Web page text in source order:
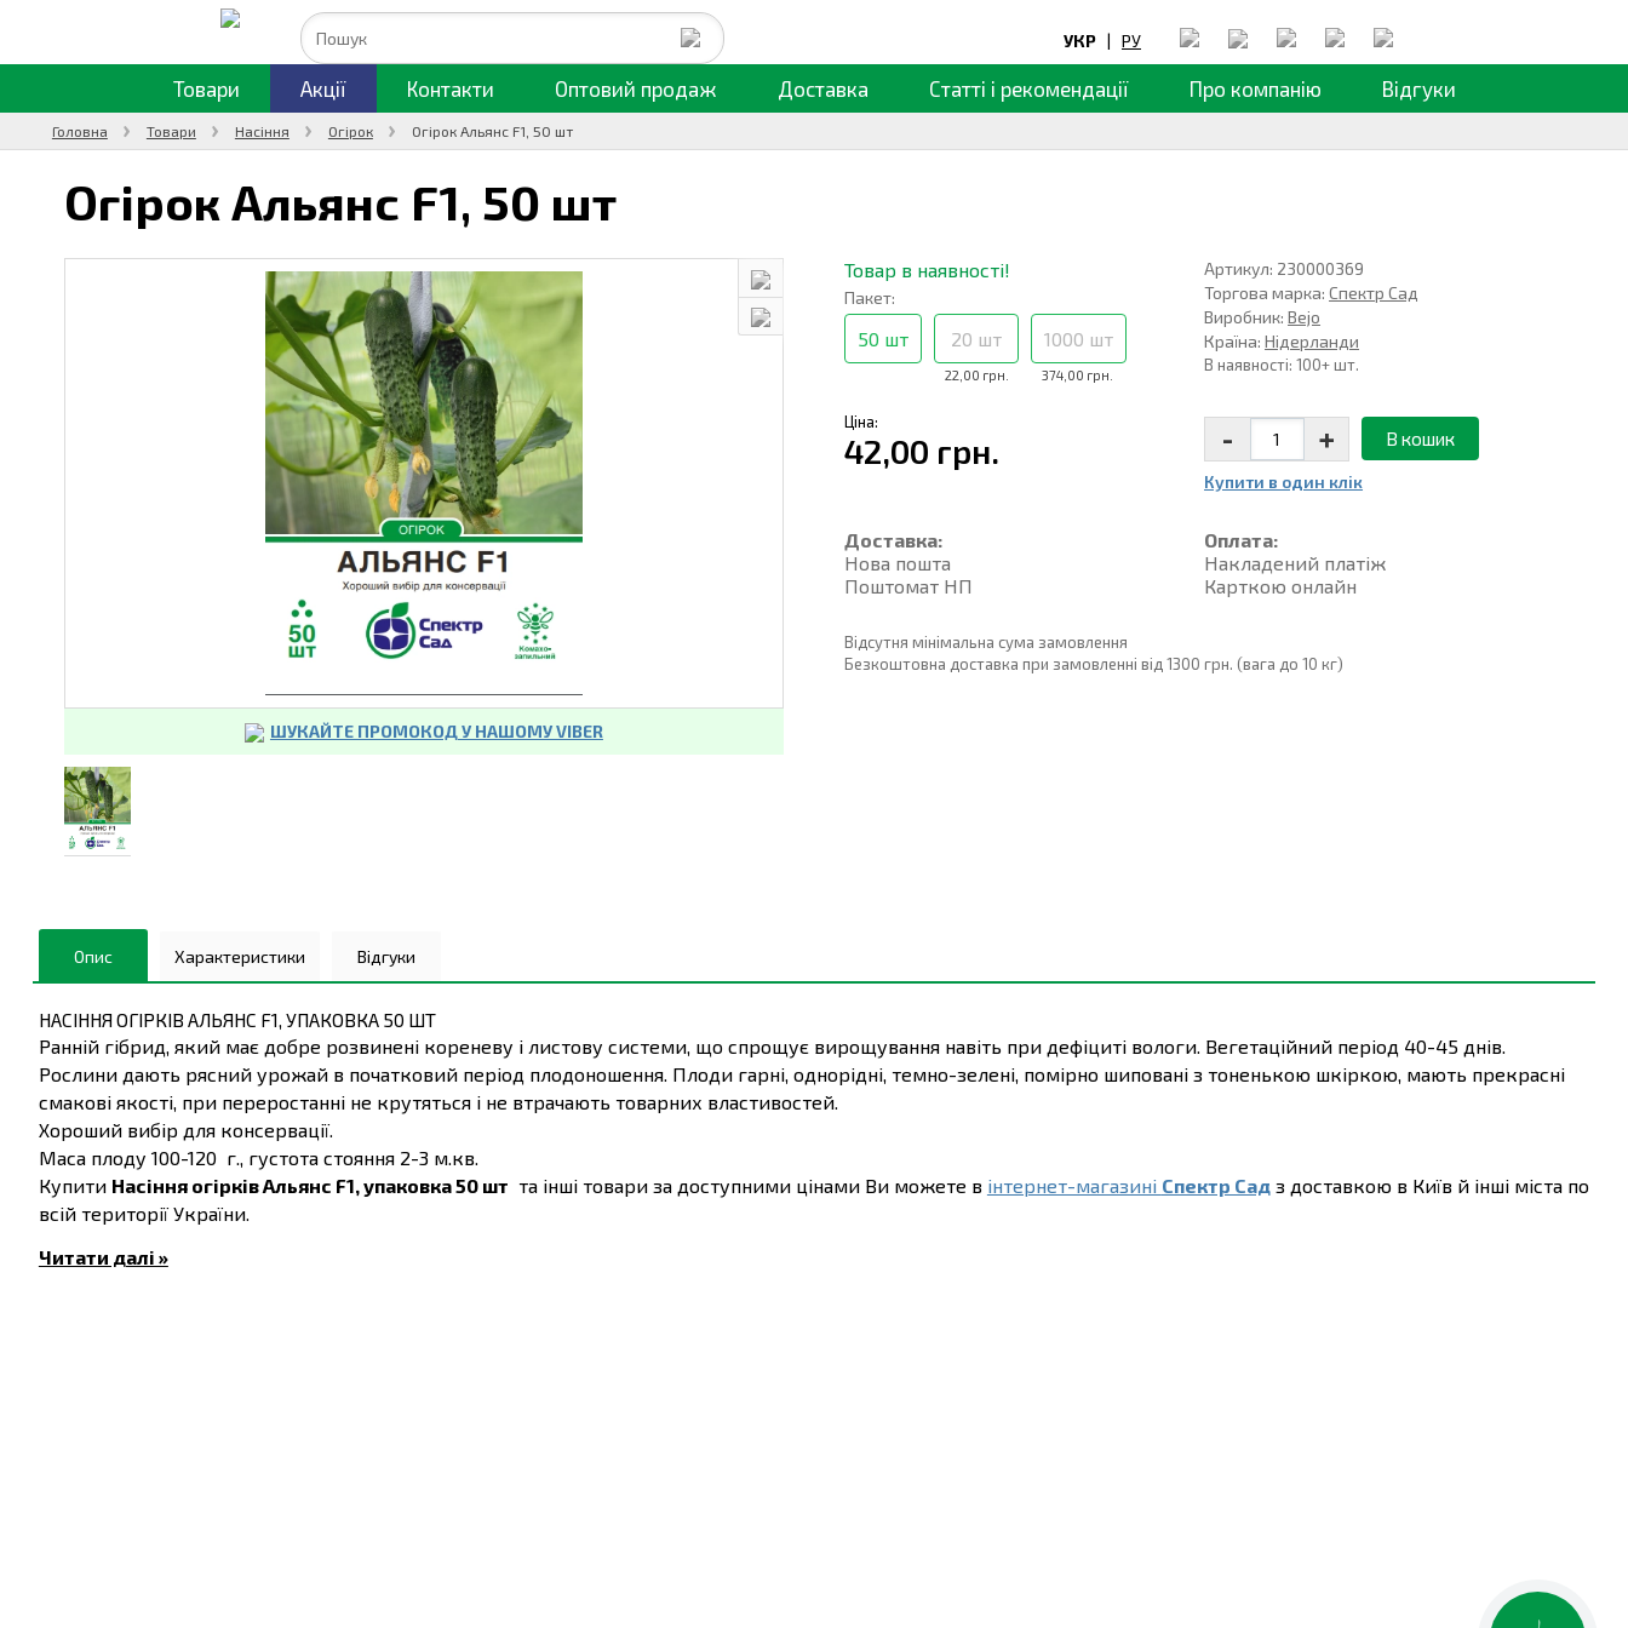
УКР | РУ
Товари Акції Контакти Оптовий продаж Доставка Статті і рекомендації Про компанію Відгуки
Головна Товари Насіння Огірок Огірок Альянс F1, 50 шт
Огірок Альянс F1, 50 шт
ШУКАЙТЕ ПРОМОКОД У НАШОМУ VIBER
Товар в наявності!
Пакет:
50 шт
22,00 грн.
20 шт
374,00 грн.
1000 шт
Артикул: 230000369
Торгова марка:Спектр Сад
Виробник:Bejo
Країна:Нідерланди
В наявності: 100+ шт.
Ціна:
42,00 грн. - + В кошик
Купити в один клiк
Доставка:
Нова пошта
Поштомат НП
Оплата:
Накладений платiж
Карткою онлайн
Відсутня мінімальна сума замовлення
Безкоштовна доставка при замовленні від 1300 грн. (вага до 10 кг)
Опис Характеристики Відгуки
НАСІННЯ ОГІРКІВ АЛЬЯНС F1, УПАКОВКА 50 ШТ
Ранній гібрид, який має добре розвинені кореневу і листову системи, що спрощує вирощування навіть при дефіциті вологи. Вегетаційний період 40-45 днів.
Рослини дають рясний урожай в початковий період плодоношення. Плоди гарні, однорідні, темно-зелені, помірно шиповані з тоненькою шкіркою, мають прекрасні
смакові якості, при переростанні не крутяться і не втрачають товарних властивостей.
Хороший вибір для консервації.
Маса плоду 100-120 г., густота стояння 2-3 м.кв.
Купити Насіння огірків Альянс F1, упаковка 50 шт та інші товари за доступними цінами Ви можете в інтернет-магазині Спектр Сад з доставкою в Київ й інші міста по
всій території України.
Читати далі »